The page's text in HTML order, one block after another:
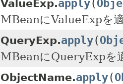
ValueExp.apply(
MBeanにValueExpを
QueryExp.apply(
MBeanにQueryExpを
ObjectName.apply(